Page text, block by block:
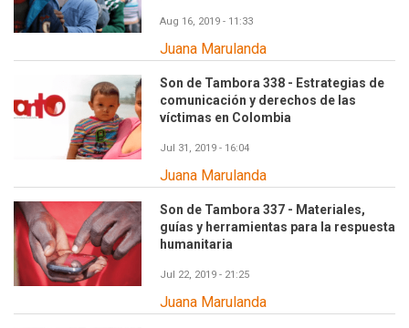
Aug 16, 2019 - 11:33
Juana Marulanda
Son de Tambora 338 - Estrategias de
comunicación y derechos de las
víctimas en Colombia
Jul 31, 2019 - 16:04
Juana Marulanda
Son de Tambora 337 - Materiales,
guías y herramientas para la respuesta
humanitaria
Jul 22, 2019 - 21:25
Juana Marulanda